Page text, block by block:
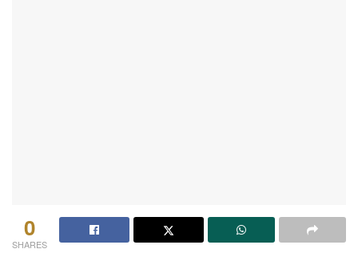
0
SHARES